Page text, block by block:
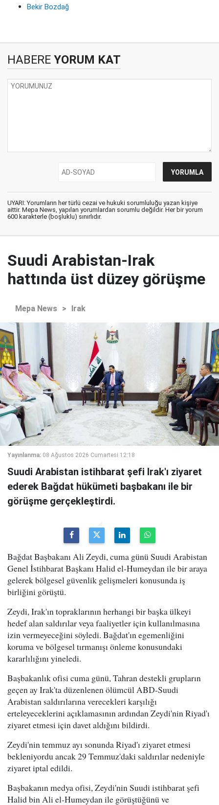
Bekir Bozdağ
HABERE YORUM KAT
UYARI: Yorumların her türlü cezai ve hukuki sorumluluğu yazan kişiye
aittir. Mepa News, yapılan yorumlardan sorumlu değildir. Her bir yorum
600 karakterle (boşluklu) sınırlıdır.
Suudi Arabistan-Irak
hattında üst düzey görüşme
Mepa News > Irak
Yayınlanma: 08 Ağustos 2026 Cumartesi 12:18
Suudi Arabistan istihbarat şefi Irak'ı ziyaret
ederek Bağdat hükümeti başbakanı ile bir
görüşme gerçekleştirdi.
Bağdat Başbakanı Ali Zeydi, cuma günü Suudi Arabistan
Genel İstihbarat Başkanı Halid el-Humeydan ile bir araya
gelerek bölgesel güvenlik gelişmeleri konusunda iş
birliğini görüştü.
Zeydi, Irak'ın topraklarının herhangi bir başka ülkeyi
hedef alan saldırılar veya faaliyetler için kullanılmasına
izin vermeyeceğini söyledi. Bağdat'ın egemenliğini
koruma ve bölgesel tırmanışı önleme konusundaki
kararlılığını yineledi.
Başbakanlık ofisi cuma günü, Tahran destekli grupların
geçen ay Irak'ta düzenlenen ölümcül ABD-Suudi
Arabistan saldırılarına verecekleri karşılığı
erteleyeceklerini açıklamasının ardından Zeydi'nin Riyad'ı
ziyaret etmesi için davet aldığını bildirdi.
Zeydi'nin temmuz ayı sonunda Riyad'ı ziyaret etmesi
bekleniyordu ancak 29 Temmuz'daki saldırılar nedeniyle
ziyaret iptal edildi.
Başbakanın medya ofisi, Zeydi'nin Suudi istihbarat şefi
Halid bin Ali el-Humeydan ile görüştüğünü ve